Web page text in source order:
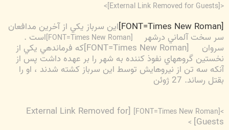
<
[External Link Removed for Guests]
>
اين سرباز يكي از آخرين مدافعان
سر سخت آلماني درشهر است .
سروان [FONT=Times New Roman]كه فرماندهي يكي از
نخستين گروههاي نفوذ كننده به شهر را بر عهده داشت پس از
آنكه سه تن از نيروهايش توسط اين سرباز كشته شدند ، او را
بقتل رساند. 27 ژوئن
>[FONT=Times New Roman]
[External Link Removed for
Guests]
>